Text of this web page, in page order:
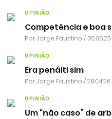
OPINIÃO
Competência e boa
PorJorge Faustino /
OPINIÃO
Era penálti sim
PorJorge Faustino / 28.04.26
OPINIÃO
Um “não caso” de